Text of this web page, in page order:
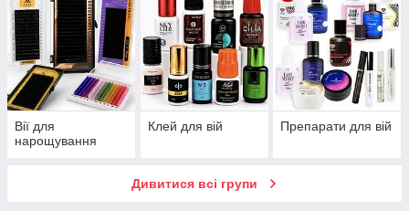
Вії для
нарощування
Клей для вій Препарати для вій
Дивитися всі групи